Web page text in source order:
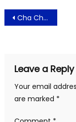
Post
navigation
Cha Cha Rica Restoran Khas Manado di PIK Jakarta
Leave a Reply
Your email
are marked *